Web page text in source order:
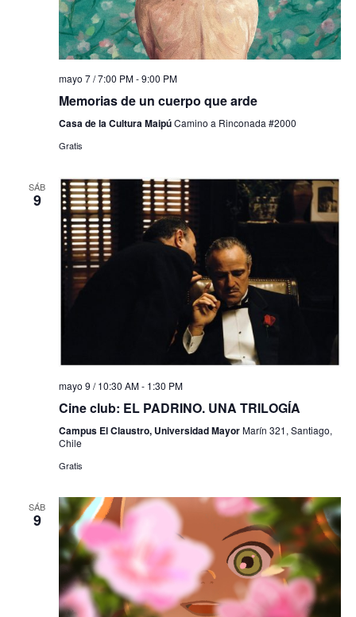
mayo 7 / 7:00 PM-9:00 PM
Memorias de un cuerpo que arde
Casa de la Cultura MaipúCamino a Rinconada #2000
Gratis
SÁB
9
mayo 9 / 10:30 AM- 1:30 PM
Cine club: EL PADRINO. UNA TRILOGÍA
Campus El Claustro, Universidad MayorMarín 321, Santiago,
Chile
Gratis
SÁB
9